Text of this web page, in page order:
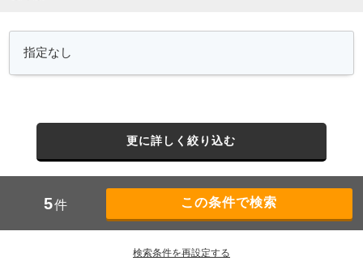
更に詳しく絞り込む
5件
検索条件を再設定する